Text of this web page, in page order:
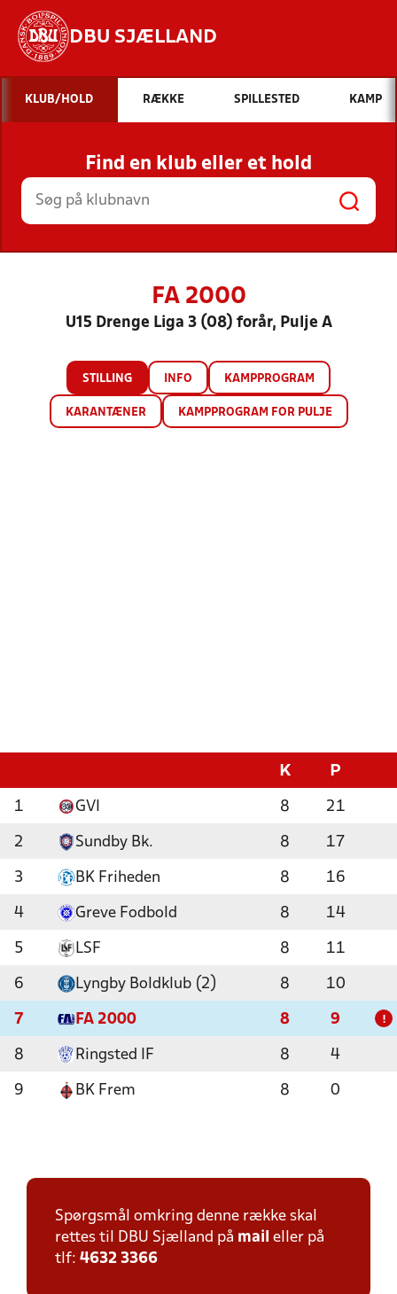
DBU SJÆLLAND
Hvad vil du søge efter?
INDHOLD OG NYHEDER
STILLINGER, RESULTATER, KLUBBER OG
HOLD
KLUB/HOLD RÆKKE SPILLESTED KAMP
Find en klub eller et hold
FA 2000
U15 Drenge Liga 3 (08) forår, Pulje A
STILLING INFO KAMPPROGRAM
KARANTÆNER KAMPPROGRAM FOR PULJE
K P
1 GVI 8 21
2 Sundby Bk. 8 17
3 BK Friheden 8 16
4 Greve Fodbold 8 14
5 LSF 8 11
6 Lyngby Boldklub (2) 8 10
7 FA 2000 8 9 !
8 Ringsted IF 8 4
9 BK Frem 8 0
Spørgsmål omkring denne række skal
rettes til DBU Sjælland på mail eller på
tlf: 4632 3366